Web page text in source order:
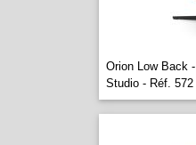
Orion Low Back -
Studio - Réf. 572